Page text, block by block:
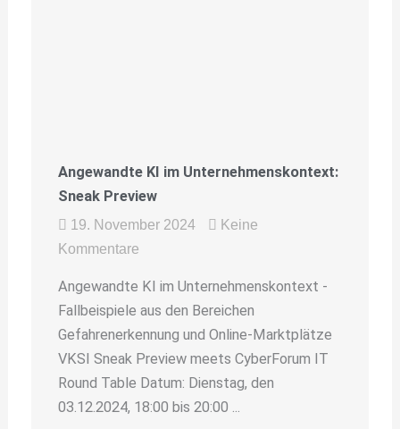
Angewandte KI im Unternehmenskontext:
Sneak Preview
19. November 2024
Keine
Kommentare
Angewandte KI im Unternehmenskontext -
Fallbeispiele aus den Bereichen
Gefahrenerkennung und Online-Marktplätze
VKSI Sneak Preview meets CyberForum IT
Round Table Datum: Dienstag, den
03.12.2024, 18:00 bis 20:00 ...